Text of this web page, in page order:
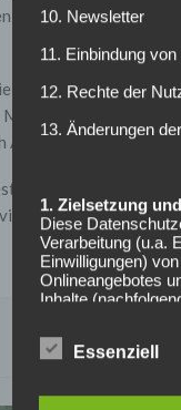
erst wieder
Zuletzt wurde das
City und
Alternativen für die
aber keine
wieder die
10. Newsletter
11. Einbindung
12. Rechte der
13. Änderungen
1. Zielsetzung
Diese
Verarbeitung (u.a.
Einwilligungen)
Onlineangebotes
Inhalte
Systemen,
Onlineangebot
Anbieter des
Essenziell